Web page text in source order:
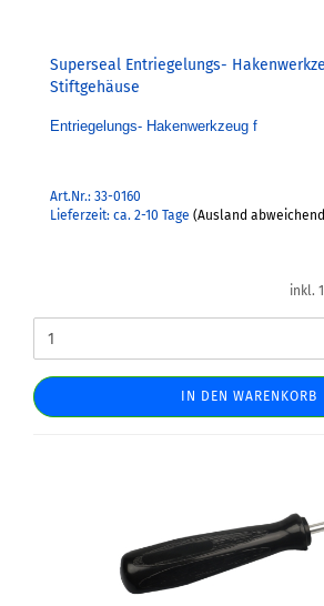
Superseal Entriegelungs-
Stiftgehäuse
Entriegelungs- Hakenwerkzeug f
Art.Nr.: 33-0160
Lieferzeit: ca. 2-10 Tage (Ausland
inkl.
IN DEN WARENKORB